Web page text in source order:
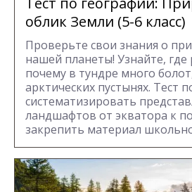
облик Земли (5-6 класс)
Проверьте свои знания о
нашей планеты! Узнайте, где
почему в тундре много
арктических пустынях. Тест
систематизировать
ландшафтов от экватора к
закрепить материал